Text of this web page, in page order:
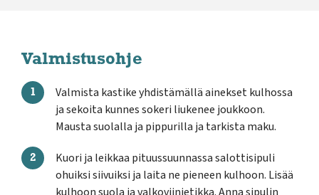
Valmistusohje
Valmista kastike yhdistämällä ainekset kulhossa
ja sekoita kunnes sokeri liukenee joukkoon.
Mausta suolalla ja pippurilla ja tarkista maku.
Kuori ja leikkaa pituussuunnassa salottisipuli
ohuiksi siivuiksi ja laita ne pieneen kulhoon. Lisää